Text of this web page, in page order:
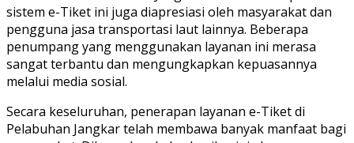
sistem e-Tiket ini juga diapresiasi oleh masyarakat dan
pengguna jasa transportasi laut lainnya. Beberapa
penumpang yang menggunakan layanan ini merasa
sangat terbantu dan mengungkapkan kepuasannya
melalui media sosial.
Secara keseluruhan, penerapan layanan e-Tiket di
Pelabuhan Jangkar telah membawa banyak manfaat bagi